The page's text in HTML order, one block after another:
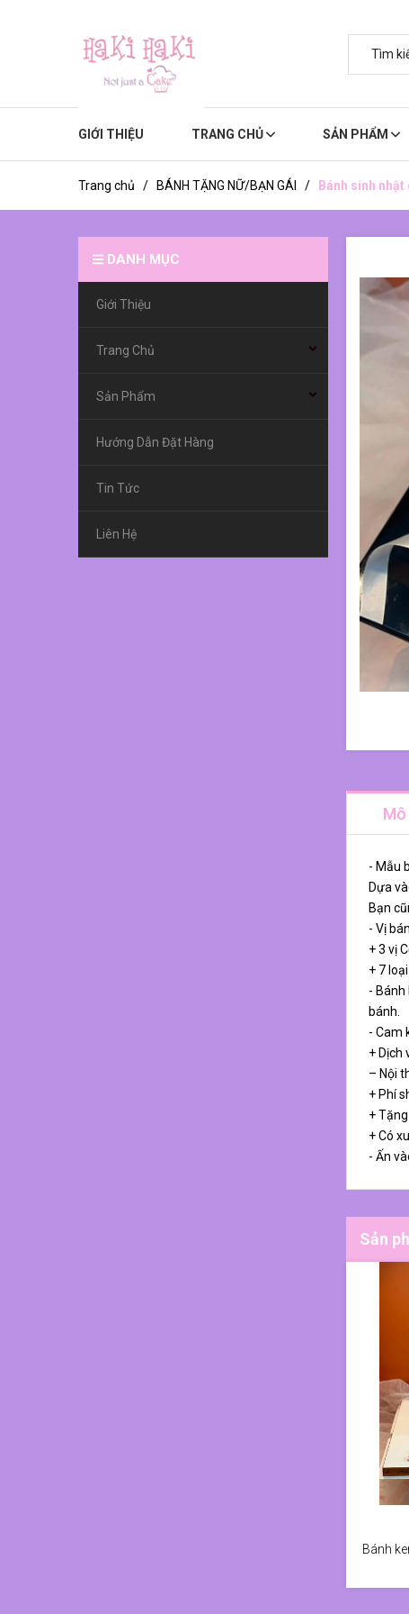
GIỚI THIỆU TRANG CHỦ SẢN PHẨM
Trang chủ / BÁNH TẶNG NỮ/BẠN GÁI / Bánh sinh
- Mẫu
Dựa
Bạn
- Vị
+ 3 vị
+ 7
-
bánh.
- Cam
+ Dịch
– Nội
+ Phí
+
+ Có
- Ấn
Sản
Bánh
DANH MỤC
Giới Thiệu
Trang Chủ
Sản Phẩm
Hướng Dẫn Đặt Hàng
Tin Tức
Liên Hệ